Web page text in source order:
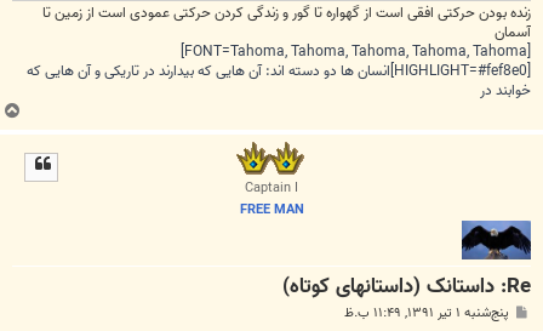
زنده بودن حرکتی افقی است از گهواره تا گور و زندگی کردن حرکتی عمودی است از زمین تا
آسمان
[FONT=Tahoma, Tahoma, Tahoma, Tahoma, Tahoma]
[HIGHLIGHT=#fef8e0]انسان ها دو دسته اند: آن هایی که بیدارند در تاریکی و آن هایی که
خوابند در
ب
ا
Captain I
FREE MAN
Re: داستانک (داستانهای کوتاه)
پ پنج‌شنبه ۱ تیر ۱۳۹۱, ۱۱:۴۹ ب.ظ